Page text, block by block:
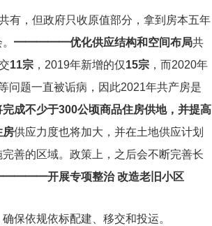
有，但政府只收原值部分，拿到房本五年
━━━━━优化供应结构和空间布局共
11宗 ，2019年新增的仅15宗 ，而2020年
问题一直被诟病，因此2021年共产房是
完成不少于300公顷商品住房供地，并提高
房供应力度也将加大，并在土地供应计划
善的区域。政策上，之后会不断完善长
开展专项整治 改造老旧小区
确保依规依标配建、移交和投运。